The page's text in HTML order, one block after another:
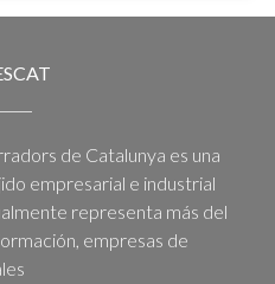
de Catalunya es una
empresarial e industrial
representa más del
empresas de